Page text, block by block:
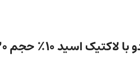
۱۰٪ حجم ۳۰ میلی لیتر